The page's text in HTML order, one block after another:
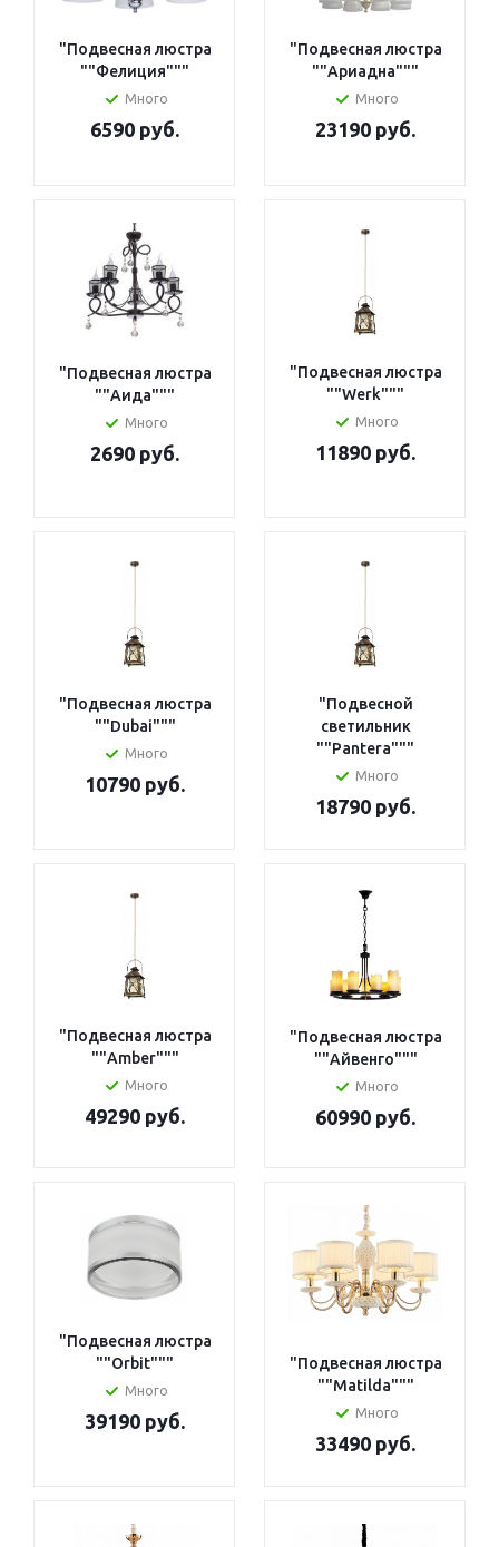
"Подвесная люстра
""Фелиция"""
Много
6590 руб.
"Подвесная люстра
""Ариадна"""
Много
23190 руб.
"Подвесная люстра
""Аида"""
Много
2690 руб.
"Подвесная люстра
""Werk"""
Много
11890 руб.
"Подвесная люстра
""Dubai"""
Много
10790 руб.
"Подвесной
светильник
""Pantera"""
Много
18790 руб.
"Подвесная люстра
""Amber"""
Много
49290 руб.
"Подвесная люстра
""Айвенго"""
Много
60990 руб.
"Подвесная люстра
""Orbit"""
Много
39190 руб.
"Подвесная люстра
""Matilda"""
Много
33490 руб.